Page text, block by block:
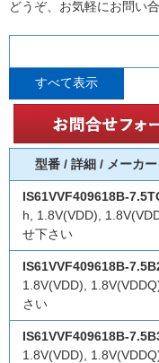
どうぞ、お気軽にお問い
型番 / 詳細 / メーカー
IS61VVF409618B-
h, 1.8V(VDD),
せ下さい
IS61VVF409618B-
1.8V(VDD),
さい
IS61VVF409618B-
1.8V(VDD),